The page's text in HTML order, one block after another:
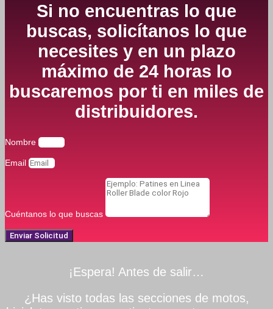
Si no encuentras lo que
buscas, solicítanos lo que
necesites y en un plazo
máximo de 24 horas lo
buscaremos por ti en miles de
distribuidores.
Nombre
Email
Cuéntanos lo que buscas
Enviar Solicitud
¡Espera! Antes de salir…
¿Has visto todas las secciones de motos,